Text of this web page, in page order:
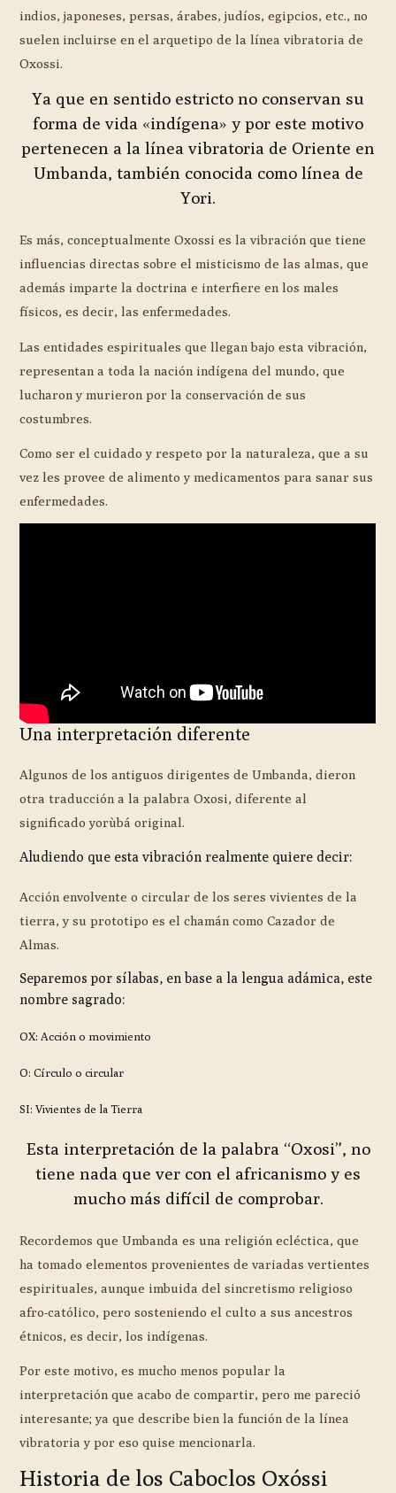
indios, japoneses, persas, árabes, judíos, egipcios, etc., no
suelen incluirse en el arquetipo de la línea vibratoria de
Oxossi.
Ya que en sentido estricto no conservan su
forma de vida «indígena» y por este motivo
pertenecen a la línea vibratoria de Oriente en
Umbanda, también conocida como línea de
Yori.
Es más, conceptualmente Oxossi es la vibración que tiene
influencias directas sobre el misticismo de las almas, que
además imparte la doctrina e interfiere en los males
físicos, es decir, las enfermedades.
Las entidades espirituales que llegan bajo esta vibración,
representan a toda la nación indígena del mundo, que
lucharon y murieron por la conservación de sus
costumbres.
Como ser el cuidado y respeto por la naturaleza, que a su
vez les provee de alimento y medicamentos para sanar sus
enfermedades.
Una interpretación diferente
Algunos de los antiguos dirigentes de Umbanda, dieron
otra traducción a la palabra Oxosi, diferente al
significado yorùbá original.
Aludiendo que esta vibración realmente quiere decir:
Acción envolvente o circular de los seres vivientes de la
tierra, y su prototipo es el chamán como Cazador de
Almas.
Separemos por sílabas, en base a la lengua adámica, este
nombre sagrado:
OX: Acción o movimiento
O: Círculo o circular
SI: Vivientes de la Tierra
Esta interpretación de la palabra “Oxosi”, no
tiene nada que ver con el africanismo y es
mucho más difícil de comprobar.
Recordemos que Umbanda es una religión ecléctica, que
ha tomado elementos provenientes de variadas vertientes
espirituales, aunque imbuida del sincretismo religioso
afro-católico, pero sosteniendo el culto a sus ancestros
étnicos, es decir, los indígenas.
Por este motivo, es mucho menos popular la
interpretación que acabo de compartir, pero me pareció
interesante; ya que describe bien la función de la línea
vibratoria y por eso quise mencionarla.
Historia de los Caboclos Oxóssi